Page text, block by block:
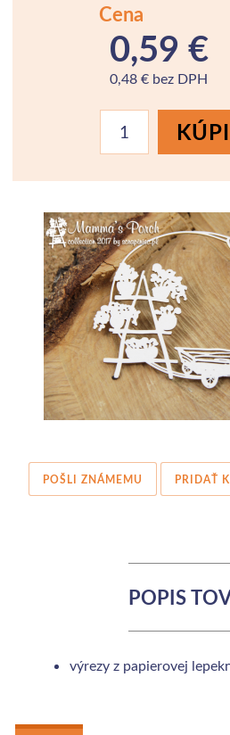
Cena
0,59 €
0,48 € bez DPH
POŠLI ZNÁMEMU PRIDAŤ
POPIS
výrezy z papierovej